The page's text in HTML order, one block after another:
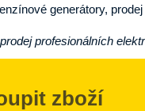
generátory,
profesionálních
zboží